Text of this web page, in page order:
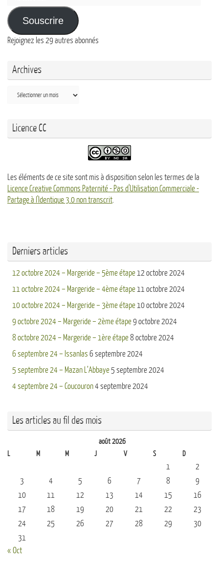
mail
Souscrire
Rejoignez les 29 autres abonnés
Archives
Archives
Licence CC
Les éléments de ce site sont mis à disposition selon les termes de la
Licence Creative Commons Paternité - Pas d'Utilisation Commerciale -
Partage à l'Identique 3.0 non transcrit
Derniers articles
12 octobre 2024 – Margeride – 5ème étape 12 octobre 2024
11 octobre 2024 – Margeride – 4ème étape 11 octobre 2024
10 octobre 2024 – Margeride – 3ème étape 10 octobre 2024
9 octobre 2024 – Margeride – 2ème étape9 octobre 2024
8 octobre 2024 – Margeride – 1ère étape8 octobre 2024
6 septembre 24 – Issanlas 6 septembre 2024
5 septembre 24 – Mazan L’Abbaye 5 septembre 2024
4 septembre 24 – Coucouron4 septembre 2024
Les articles au fil des mois
août 2026
L
M M J V S D
1
2
3
4 5 6 7 8
9
10
11 12 13 14 15
16
17
18 19 20 21 22
23
24
25 26 27 28 29
30
31
« Oct